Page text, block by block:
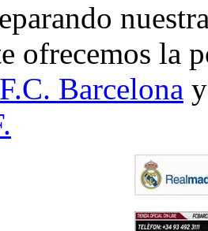
ofrecemos la
Barcelona